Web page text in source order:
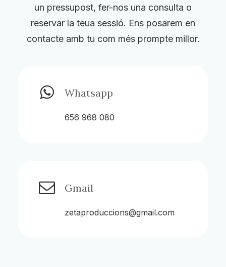
un pressupost, fer-nos una consulta o
reservar la teua sessió. Ens posarem en
contacte amb tu com més prompte millor.
Whatsapp
656 968 080
Gmail
zetaproduccions@gmail.com